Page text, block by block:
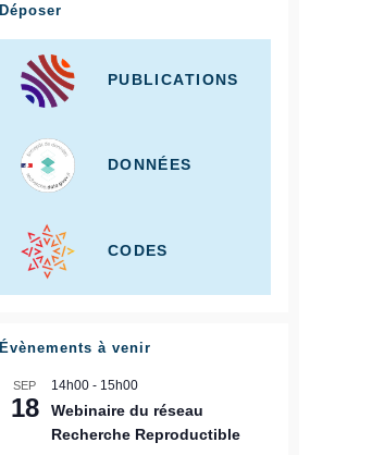
Déposer
PUBLICATIONS
DONNÉES
CODES
Évènements à venir
SEP
18
14h00- 15h00
Webinaire du réseau
Recherche Reproductible